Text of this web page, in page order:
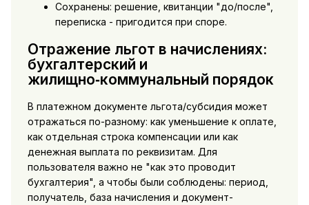
Сохранены: решение, квитанции "до/после",
переписка - пригодится при споре.
Отражение льгот в начислениях:
бухгалтерский и
жилищно‑коммунальный порядок
В платежном документе льгота/субсидия может
отражаться по-разному: как уменьшение к оплате,
как отдельная строка компенсации или как
денежная выплата по реквизитам. Для
пользователя важно не "как это проводит
бухгалтерия", а чтобы были соблюдены: период,
получатель, база начисления и документ-